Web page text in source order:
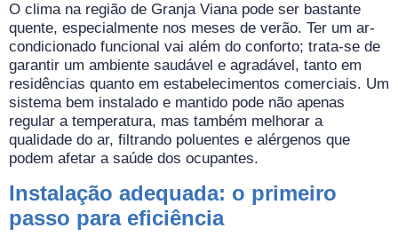
O clima na região de Granja Viana pode ser bastante
quente, especialmente nos meses de verão. Ter um ar-
condicionado funcional vai além do conforto; trata-se de
garantir um ambiente saudável e agradável, tanto em
residências quanto em estabelecimentos comerciais. Um
sistema bem instalado e mantido pode não apenas
regular a temperatura, mas também melhorar a
qualidade do ar, filtrando poluentes e alérgenos que
podem afetar a saúde dos ocupantes.
Instalação adequada: o primeiro
passo para eficiência